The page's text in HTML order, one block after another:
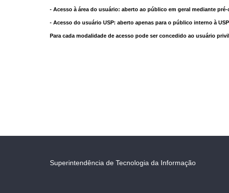
- Acesso à área do usuário: aberto ao público em geral mediante
- Acesso do usuário USP: aberto apenas para o público interno à
Para cada modalidade de acesso pode ser concedido ao usuário
Superintendência de Tecnologia da Informação